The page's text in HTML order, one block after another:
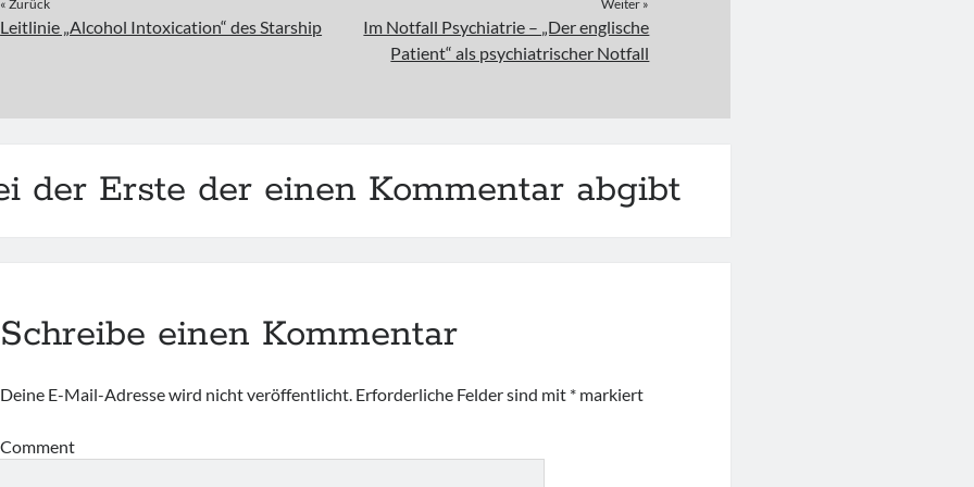
« Zurück
Leitlinie „Alcohol Intoxication“ des Starship
Weiter »
Im Notfall Psychiatrie – „Der englische
Patient“ als psychiatrischer Notfall
der Erste der einen Kommentar abgibt
Schreibe einen Kommentar
Deine E-Mail-Adresse wird nicht veröffentlicht. Erforderliche Felder sind mit * markiert
Comment